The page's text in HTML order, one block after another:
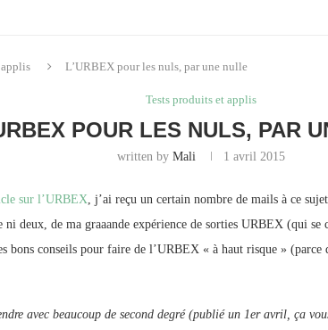
L’URBEX pour les nuls, par une nulle
Tests produits et applis
POUR LES NULS, PAR
written by Mali 1 avril 2015
sur l’URBEX, j’ai reçu un certain nombre de mails à ce
deux, de ma graaande expérience de sorties URBEX (qui se
bons conseils pour faire de l’URBEX « à haut risque » (parce
avec beaucoup de second degré (publié un 1er avril, ça